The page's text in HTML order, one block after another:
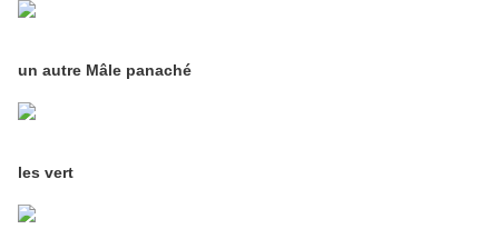
un autre Mâle panaché
les vert